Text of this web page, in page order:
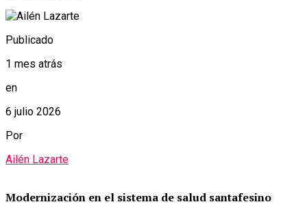
Publicado
1 mes atrás
en
6 julio 2026
Por
Ailén Lazarte
Modernización en el sistema de salud santafesino